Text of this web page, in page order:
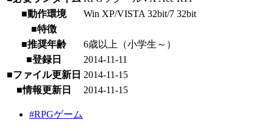
■動作環境
Win XP/VISTA 32bit/7 32bit
■特徴
■推奨年齢
6歳以上（小学生～）
■登録日
2014-11-11
■ファイル更新日 2014-11-15
■情報更新日
2014-11-15
#RPGゲーム